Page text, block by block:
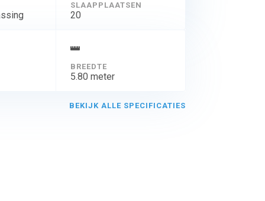
SLAAPPLAATSEN
20
BREEDTE
5.80 meter
BEKIJK ALLE SPECIFICATIES